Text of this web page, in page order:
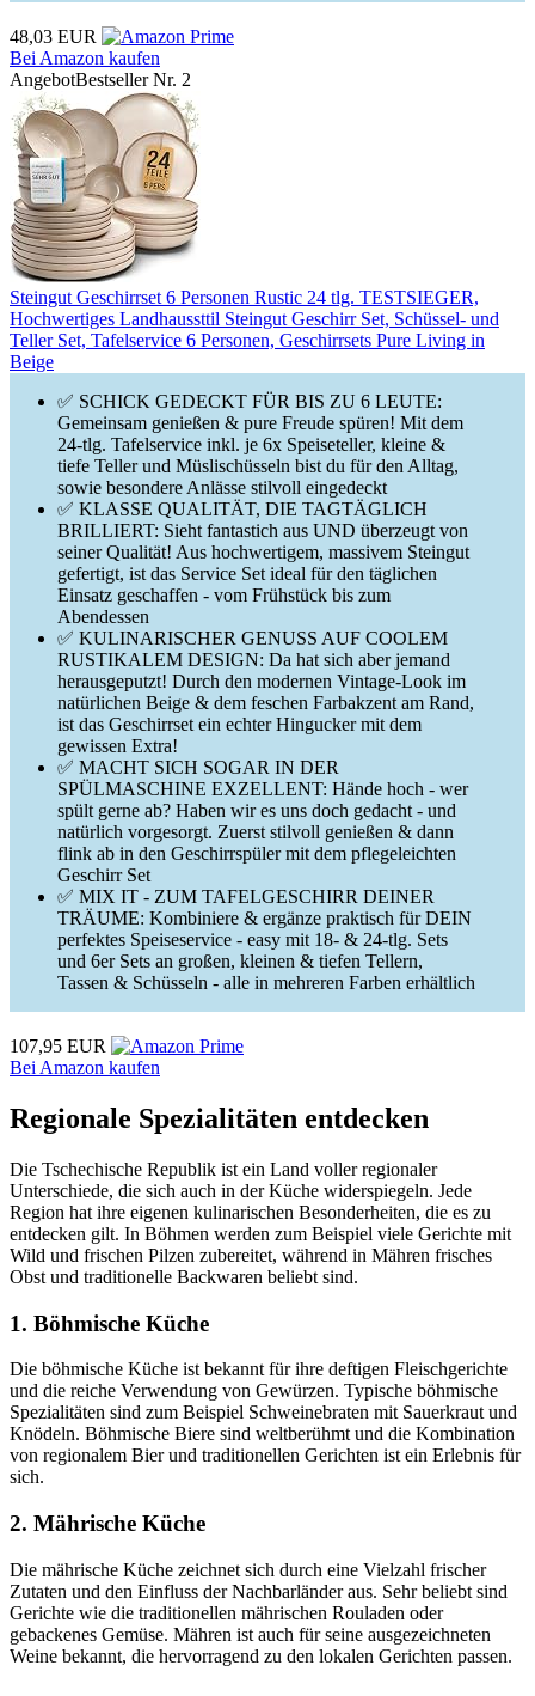
48,03 EUR
Bei Amazon kaufen
AngebotBestseller Nr. 2
Steingut Geschirrset 6 Personen Rustic 24 tlg. TESTSIEGER,
Hochwertiges Landhaussttil Steingut Geschirr Set, Schüssel- und
Teller Set, Tafelservice 6 Personen, Geschirrsets Pure Living in
Beige
✅ SCHICK GEDECKT FÜR BIS ZU 6 LEUTE:
Gemeinsam genießen & pure Freude spüren! Mit dem
24-tlg. Tafelservice inkl. je 6x Speiseteller, kleine &
tiefe Teller und Müslischüsseln bist du für den Alltag,
sowie besondere Anlässe stilvoll eingedeckt
✅ KLASSE QUALITÄT, DIE TAGTÄGLICH
BRILLIERT: Sieht fantastich aus UND überzeugt von
seiner Qualität! Aus hochwertigem, massivem Steingut
gefertigt, ist das Service Set ideal für den täglichen
Einsatz geschaffen - vom Frühstück bis zum
Abendessen
✅ KULINARISCHER GENUSS AUF COOLEM
RUSTIKALEM DESIGN: Da hat sich aber jemand
herausgeputzt! Durch den modernen Vintage-Look im
natürlichen Beige & dem feschen Farbakzent am Rand,
ist das Geschirrset ein echter Hingucker mit dem
gewissen Extra!
✅ MACHT SICH SOGAR IN DER
SPÜLMASCHINE EXZELLENT: Hände hoch - wer
spült gerne ab? Haben wir es uns doch gedacht - und
natürlich vorgesorgt. Zuerst stilvoll genießen & dann
flink ab in den Geschirrspüler mit dem pflegeleichten
Geschirr Set
✅ MIX IT - ZUM TAFELGESCHIRR DEINER
TRÄUME: Kombiniere & ergänze praktisch für DEIN
perfektes Speiseservice - easy mit 18- & 24-tlg. Sets
und 6er Sets an großen, kleinen & tiefen Tellern,
Tassen & Schüsseln - alle in mehreren Farben erhältlich
107,95 EUR
Bei Amazon kaufen
Regionale Spezialitäten entdecken
Die Tschechische Republik ist ein Land voller regionaler
Unterschiede, die sich auch in der Küche widerspiegeln. Jede
Region hat ihre eigenen kulinarischen Besonderheiten, die es zu
entdecken gilt. In Böhmen werden zum Beispiel viele Gerichte mit
Wild und frischen Pilzen zubereitet, während in Mähren frisches
Obst und traditionelle Backwaren beliebt sind.
1. Böhmische Küche
Die böhmische Küche ist bekannt für ihre deftigen Fleischgerichte
und die reiche Verwendung von Gewürzen. Typische böhmische
Spezialitäten sind zum Beispiel Schweinebraten mit Sauerkraut und
Knödeln. Böhmische Biere sind weltberühmt und die Kombination
von regionalem Bier und traditionellen Gerichten ist ein Erlebnis für
sich.
2. Mährische Küche
Die mährische Küche zeichnet sich durch eine Vielzahl frischer
Zutaten und den Einfluss der Nachbarländer aus. Sehr beliebt sind
Gerichte wie die traditionellen mährischen Rouladen oder
gebackenes Gemüse. Mähren ist auch für seine ausgezeichneten
Weine bekannt, die hervorragend zu den lokalen Gerichten passen.